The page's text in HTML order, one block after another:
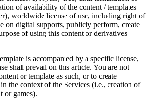
of availability of the content / templates
worldwide license of use, including right of
on digital supports, publicly perform, create
of using this content or derivatives
is accompanied by a specific license,
shall prevail on this article. You are not
or template as such, or to create
the context of the Services (i.e., creation of
or games).